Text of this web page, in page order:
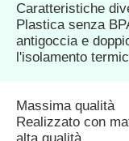
Caratteristiche
Plastica senza
antigoccia e
l'isolamento
Massima qualità
Realizzato con